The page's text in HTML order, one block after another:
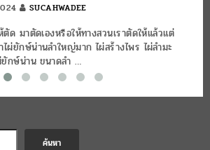
SUCAHWADEE
ตัด มาตัดเองหรือให้ทางสวนเราตัดให้แล้วแต่
ผ่ยักษ์น่านลำใหญ่มาก ไผ่สร้างไพร ไผ่ลำมะ
กษ์น่าน ขนาดลำ …
ค้นหา